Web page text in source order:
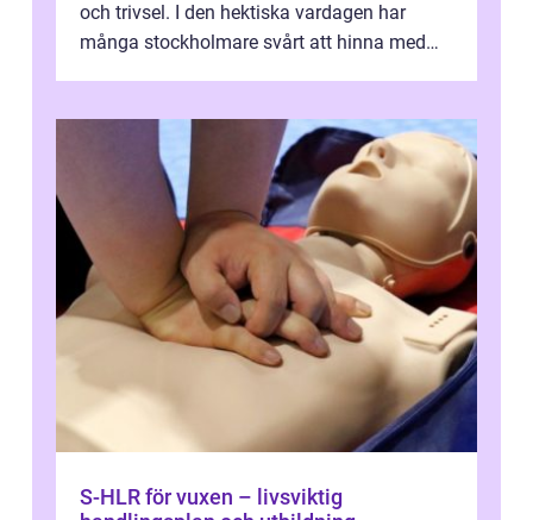
och trivsel. I den hektiska vardagen har
många stockholmare svårt att hinna med
S-HLR för vuxen – livsviktig